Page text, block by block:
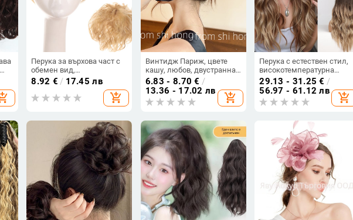
Перука за върхова част с
обемен вид,
термоустойчива
синтетична нишка, къса
къдрава прическа,
8.92 € / 17.45 лв
add_shopping_cart
Винтидж Париж, цвете
кашу, любов, двустранна
щипка за хващане,
висококачествена щипка
за глава с панделка, фиба
за коса на гърба на
6.83 - 8.70 € /
13.36 - 17.02 лв
add_shopping_cart
Перука с естествен стил,
високотемпературна
нишка, модел LC179,
прави коси
29.13 - 31.25 € /
56.97 - 61.12 лв
add_shopping_cart